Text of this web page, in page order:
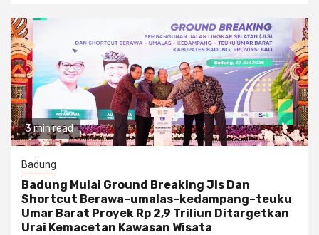
3 min read
Badung
Badung Mulai Ground Breaking Jls Dan
Shortcut Berawa–umalas–kedampang–teuku
Umar Barat Proyek Rp 2,9 Triliun Ditargetkan
Urai Kemacetan Kawasan Wisata